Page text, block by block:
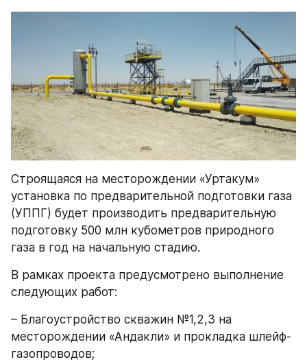
Строящаяся на месторождении «Уртакум»
установка по предварительной подготовки газа
(УППГ) будет производить предварительную
подготовку 500 млн кубометров природного
газа в год на начальную стадию.
В рамках проекта предусмотрено выполнение
следующих работ:
– Благоустройство скважин №1,2,3 на
месторождении «Андакли» и прокладка шлейф-
газопроводов;